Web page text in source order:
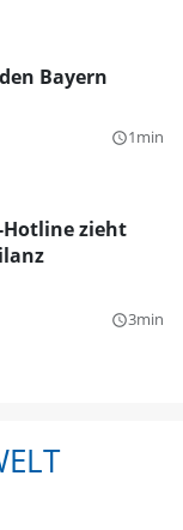
Bayern
query_builder1min
Hotline zieht
query_builder3min